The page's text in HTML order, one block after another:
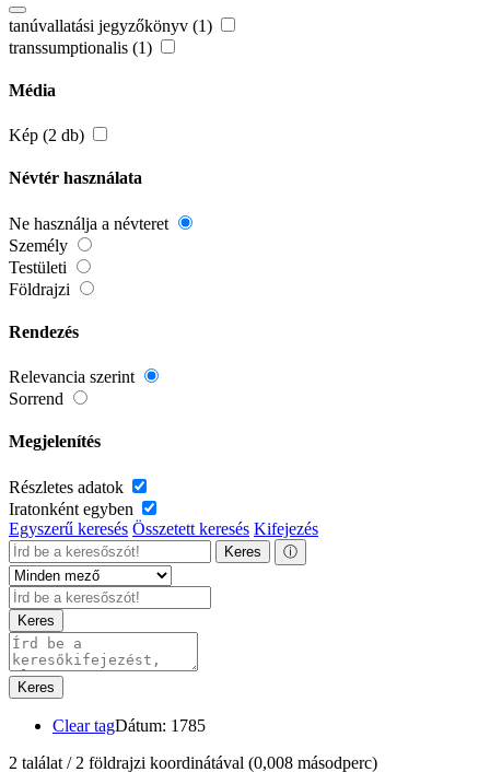
tanúvallatási jegyzőkönyv (1)
transsumptionalis (1)
Média
Kép (2 db)
Névtér használata
Ne használja a névteret
Személy
Testületi
Földrajzi
Rendezés
Relevancia szerint
Sorrend
Megjelenítés
Részletes adatok
Iratonként egyben
Egyszerű keresés Összetett keresés Kifejezés
Keres ⓘ
Keres
Keres
Clear tagDátum: 1785
2 találat / 2 földrajzi koordinátával (0,008 másodperc)